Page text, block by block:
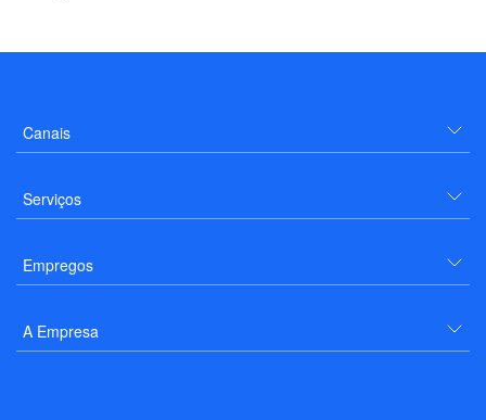
Canais
Serviços
Empregos
A Empresa